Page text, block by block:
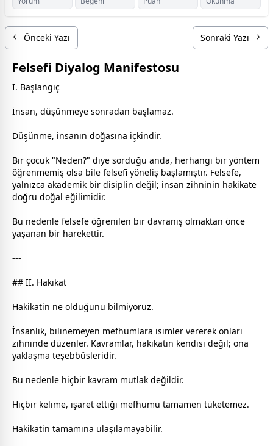
Önceki Yazı Sonraki Yazı
Felsefi Diyalog Manifestosu
I. Başlangıç
İnsan, düşünmeye sonradan başlamaz.
Düşünme, insanın doğasına içkindir.
Bir çocuk "Neden?" diye sorduğu anda, herhangi bir yöntem
öğrenmemiş olsa bile felsefi yöneliş başlamıştır. Felsefe,
yalnızca akademik bir disiplin değil; insan zihninin hakikate
doğru doğal eğilimidir.
Bu nedenle felsefe öğrenilen bir davranış olmaktan önce
yaşanan bir harekettir.
---
## II. Hakikat
Hakikatin ne olduğunu bilmiyoruz.
İnsanlık, bilinemeyen mefhumlara isimler vererek onları
zihninde düzenler. Kavramlar, hakikatin kendisi değil; ona
yaklaşma teşebbüsleridir.
Bu nedenle hiçbir kavram mutlak değildir.
Hiçbir kelime, işaret ettiği mefhumu tamamen tüketemez.
Hakikatin tamamına ulaşılamayabilir.